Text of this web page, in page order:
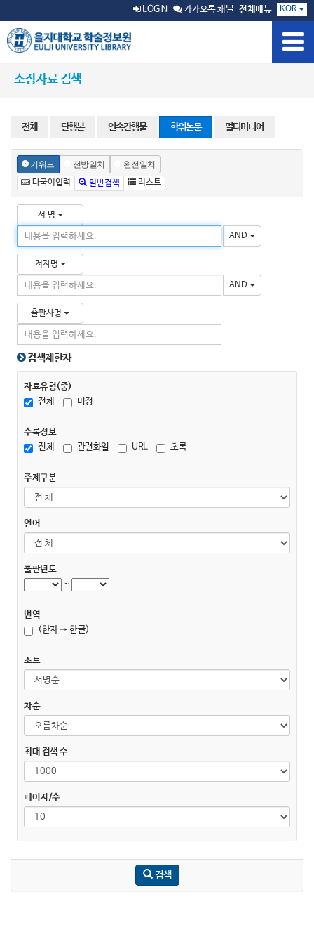
LOGIN 카카오톡 채널 전체메뉴 KOR
소장자료 검색
전체 단행본 연속간행물 학위논문 멀티미디어
키워드 전방일치 완전일치
다국어입력 일반검색 리스트
서 명
AND
저자명
AND
출판사명
검색제한자
자료유형(중)
전체
미정
수록정보
전체
관련화일 URL 초록
주제구분
언어
출판년도
~
번역
(한자 → 한글)
소트
차순
최대 검색 수
페이지/수
검색